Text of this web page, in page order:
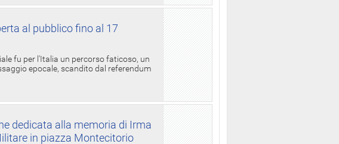
al pubblico fino al 17
fu per l'Italia un percorso faticoso, un
epocale, scandito dal referendum
dedicata alla memoria di Irma
in piazza Montecitorio